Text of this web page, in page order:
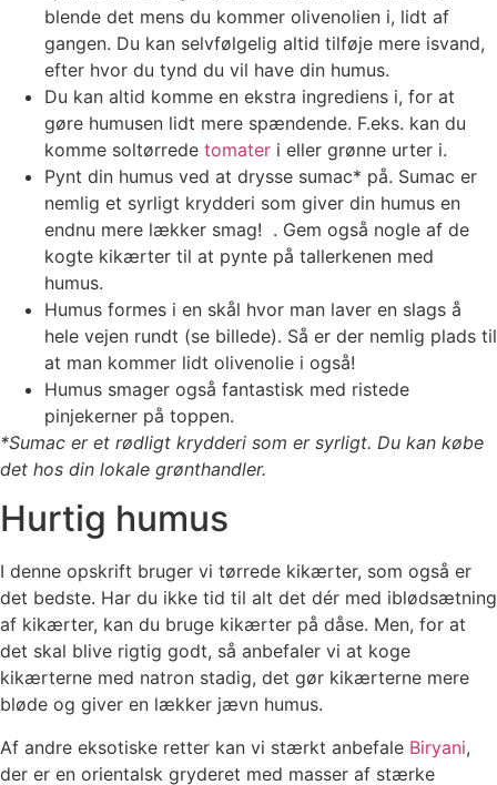
blende det mens du kommer olivenolien i, lidt af
gangen. Du kan selvfølgelig altid tilføje mere isvand,
efter hvor du tynd du vil have din humus.
Du kan altid komme en ekstra ingrediens i, for at
gøre humusen lidt mere spændende. F.eks. kan du
komme soltørrede tomater i eller grønne urter i.
Pynt din humus ved at drysse sumac* på. Sumac er
nemlig et syrligt krydderi som giver din humus en
endnu mere lækker smag! . Gem også nogle af de
kogte kikærter til at pynte på tallerkenen med
humus.
Humus formes i en skål hvor man laver en slags å
hele vejen rundt (se billede). Så er der nemlig plads til
at man kommer lidt olivenolie i også!
Humus smager også fantastisk med ristede
pinjekerner på toppen.
*Sumac er et rødligt krydderi som er syrligt. Du kan købe
det hos din lokale grønthandler.
Hurtig humus
I denne opskrift bruger vi tørrede kikærter, som også er
det bedste. Har du ikke tid til alt det dér med iblødsætning
af kikærter, kan du bruge kikærter på dåse. Men, for at
det skal blive rigtig godt, så anbefaler vi at koge
kikærterne med natron stadig, det gør kikærterne mere
bløde og giver en lækker jævn humus.
Af andre eksotiske retter kan vi stærkt anbefale Biryani,
der er en orientalsk gryderet med masser af stærke